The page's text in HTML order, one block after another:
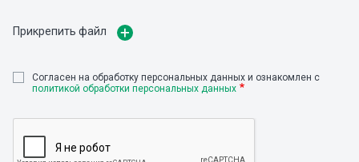
Прикрепить файл
Cогласен на обработку персональных данных и ознакомлен с
политикой обработки персональных данных